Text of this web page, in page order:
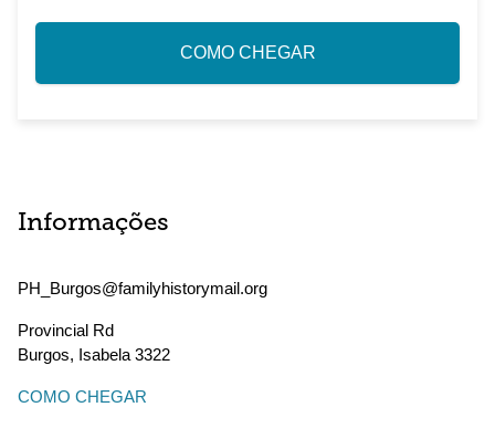
COMO CHEGAR
Informações
PH_Burgos@familyhistorymail.org
Provincial Rd
Burgos, Isabela 3322
COMO CHEGAR